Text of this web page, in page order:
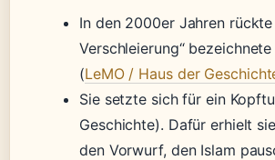
In den 2000er Jahren
Verschleierung“
(LeMO / Haus der
Sie setzte sich für ein
Geschichte). Dafür erhielt
den Vorwurf, den Islam